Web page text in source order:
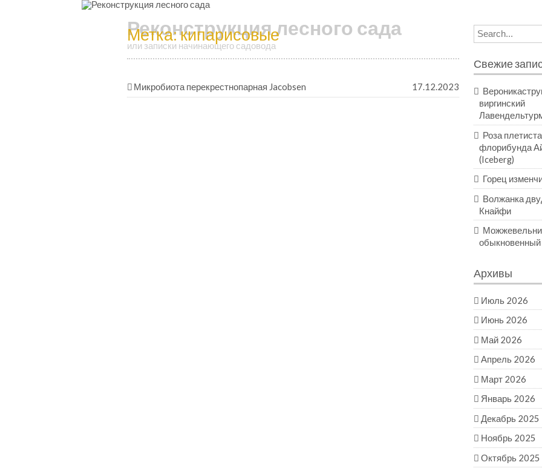
Реконструкция лесного сада
или записки начинающего садовода
Метка:кипарисовые
Микробиота перекрестнопарная Jacobsen 17.12.2023
Search
for:
Свежие
виргинский
Роза
флорибунда
(Iceberg)
Горец
Волжанка
Кнайфи
обыкновенный
Архивы
Июль 2026
Июнь 2026
Май 2026
Апрель 2026
Март 2026
Январь 2026
Декабрь 2025
Ноябрь 2025
Октябрь 2025